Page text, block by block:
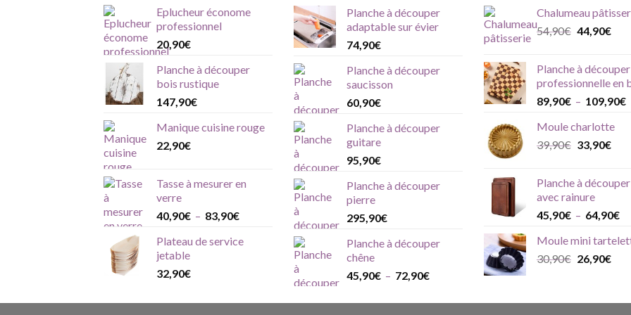
Eplucheur économe
professionnel
20,90€
Planche à découper
bois rustique
147,90€
Manique cuisine rouge
22,90€
Tasse à mesurer en
verre
40,90€ – 83,90€Plage
prix :
Plateau de service
jetable
32,90€
Planche à découper
adaptable sur évier
74,90€
Planche à découper
saucisson
60,90€
Planche à découper
guitare
95,90€
Planche à découper
pierre
295,90€
Planche à découper
chêne
45,90€ – 72,90€Plage
prix :
initial
était : est :
Chalumeau
54,90€ Le
était :
54,90€.
44,90€Le
est :
Planche à découper
professionnelle en
89,90€ – 109,90€
Moule charlotte
39,90€ Le
était :
39,90€.
33,90€Le
est :
Planche à découper
avec rainure
45,90€ – 64,90€
Moule mini
30,90€ Le
était :
26,90€Le
est :